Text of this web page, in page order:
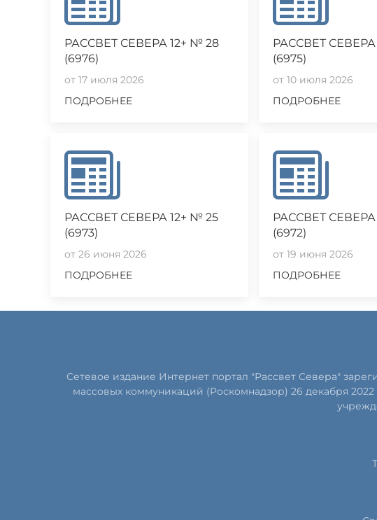
РАССВЕТ СЕВЕРА 12+ № 28
(6976)
от 17 июля 2026
ПОДРОБНЕЕ
РАССВЕТ СЕВЕРА
(6975)
от 10 июля 2026
ПОДРОБНЕЕ
РАССВЕТ СЕВЕРА 12+ № 25
(6973)
от 26 июня 2026
ПОДРОБНЕЕ
РАССВЕТ СЕВЕРА
(6972)
от 19 июня 2026
ПОДРОБНЕЕ
Сетевое издание Интернет портал "Рассвет Севера"
массовых коммуникаций (Роскомнадзор) 26 декабря